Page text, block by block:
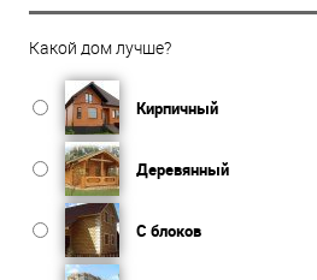
Какой дом лучше?
Кирпичный
Деревянный
С блоков